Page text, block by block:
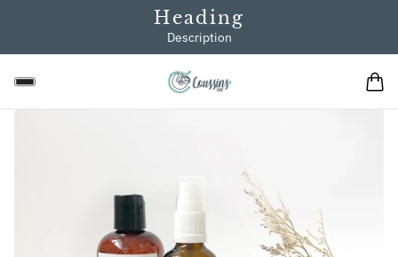
Heading
Description